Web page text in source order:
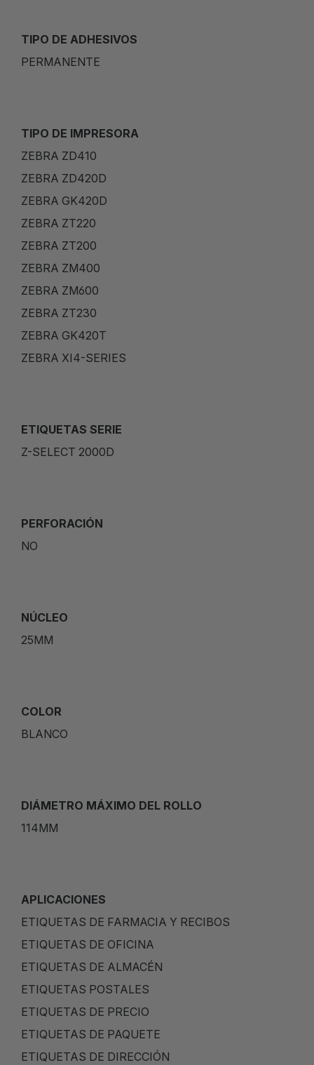
TIPO DE ADHESIVOS
PERMANENTE
TIPO DE IMPRESORA
ZEBRA ZD410
ZEBRA ZD420D
ZEBRA GK420D
ZEBRA ZT220
ZEBRA ZT200
ZEBRA ZM400
ZEBRA ZM600
ZEBRA ZT230
ZEBRA GK420T
ZEBRA XI4-SERIES
ETIQUETAS SERIE
Z-SELECT 2000D
PERFORACIÓN
NO
NÚCLEO
25MM
COLOR
BLANCO
DIÁMETRO MÁXIMO DEL ROLLO
114MM
APLICACIONES
ETIQUETAS DE FARMACIA Y RECIBOS
ETIQUETAS DE OFICINA
ETIQUETAS DE ALMACÉN
ETIQUETAS POSTALES
ETIQUETAS DE PRECIO
ETIQUETAS DE PAQUETE
ETIQUETAS DE DIRECCIÓN